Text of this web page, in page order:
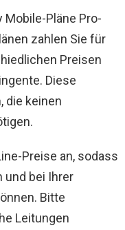
Mobile-Pläne Pro-
zahlen Sie für
Preisen
Diese
die keinen
Preise an, sodass
und bei Ihrer
Bitte
Leitungen